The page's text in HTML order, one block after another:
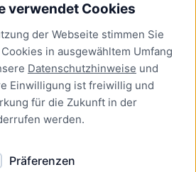
verwendet Cookies
der Webseite stimmen Sie
in ausgewähltem Umfang
Datenschutzhinweise und
Einwilligung ist freiwillig und
für die Zukunft in der
werden.
Präferenzen